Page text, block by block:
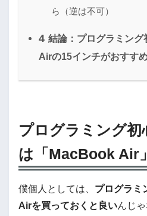
ら（逆は不可）
4 結論：プログラミン
Airの15インチがおすす
プログラミング初
は「MacBook Air
僕個人としては、 プログラミ
Airを買っておくと良いんじ